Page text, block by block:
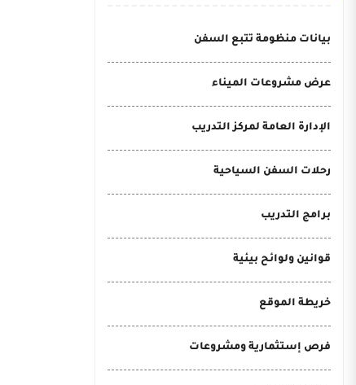
بيانات منظومة تتبع السفن
عرض مشروعات الميناء
الإدارة العامة لمركز التدريب
رحلات السفن السياحية
برامج التدريب
قوانين ولوائح بيئية
خريطة الموقع
فرص إستثمارية ومشروعات